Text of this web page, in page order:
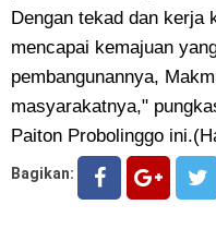
Dengan tekad dan kerja
mencapai kemajuan
pembangunannya,
masyarakatnya,"
Paiton Probolinggo
Bagikan: